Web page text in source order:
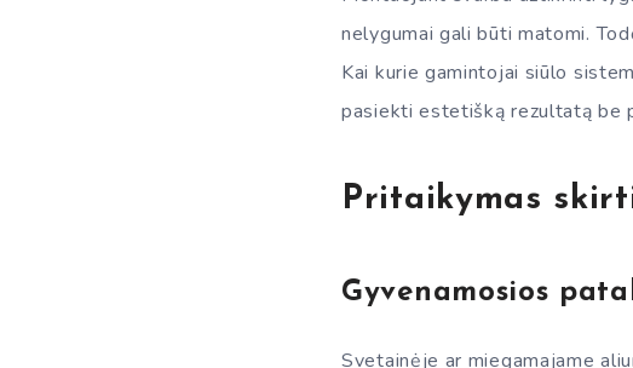
nelygumai gali būti matomi.
Kai kurie gamintojai siūlo
pasiekti estetišką rezultatą be
Pritaikymas
Gyvenamosios
Svetainėje ar miegamajame